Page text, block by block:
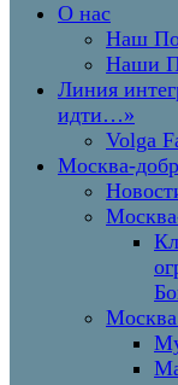
О нас
Наш
Наши
Линия
идти…»
Volga
Москва-